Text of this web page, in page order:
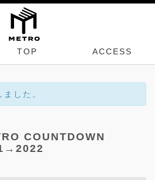
TOP ACCESS
した。
COUNTDOWN